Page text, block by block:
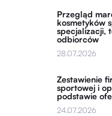
Przegląd
kosmetyków
specjalizacji,
odbiorców
28.07.2026
Zestawienie
sportowej i
podstawie
24.07.2026